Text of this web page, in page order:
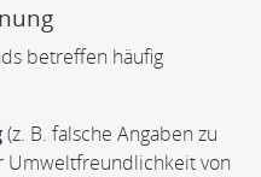
betreffen häufig
(z. B. falsche Angaben zu
Umweltfreundlichkeit von